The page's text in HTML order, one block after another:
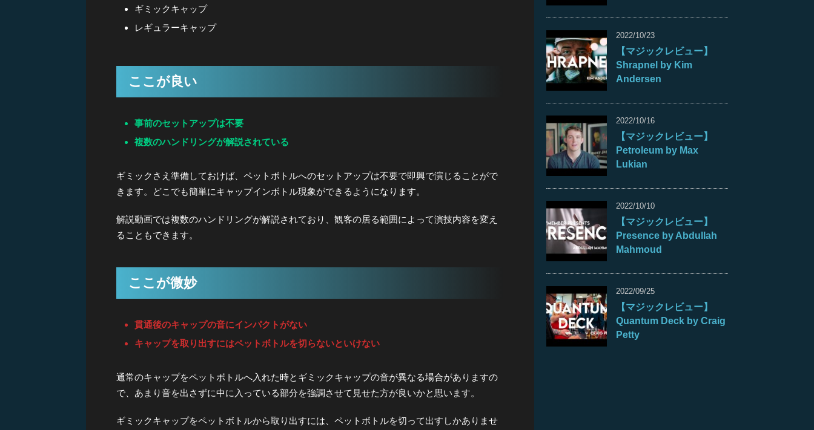
ギミックキャップ
レギュラーキャップ
ここが良い
事前のセットアップは不要
複数のハンドリングが解説されている
ギミックさえ準備しておけば、ペットボトルへのセットアップは不要で即興で演じることがで
きます。どこでも簡単にキャップインボトル現象ができるようになります。
解説動画では複数のハンドリングが解説されており、観客の居る範囲によって演技内容を変え
ることもできます。
ここが微妙
貫通後のキャップの音にインパクトがない
キャップを取り出すにはペットボトルを切らないといけない
通常のキャップをペットボトルへ入れた時とギミックキャップの音が異なる場合がありますの
で、あまり音を出さずに中に入っている部分を強調させて見せた方が良いかと思います。
ギミックキャップをペットボトルから取り出すには、ペットボトルを切って出すしかありませ
2022/10/23
【マジックレビュー】
Shrapnel by Kim
Andersen
2022/10/16
【マジックレビュー】
Petroleum by Max
Lukian
2022/10/10
【マジックレビュー】
Presence by Abdullah
Mahmoud
2022/09/25
【マジックレビュー】
Quantum Deck by Craig
Petty